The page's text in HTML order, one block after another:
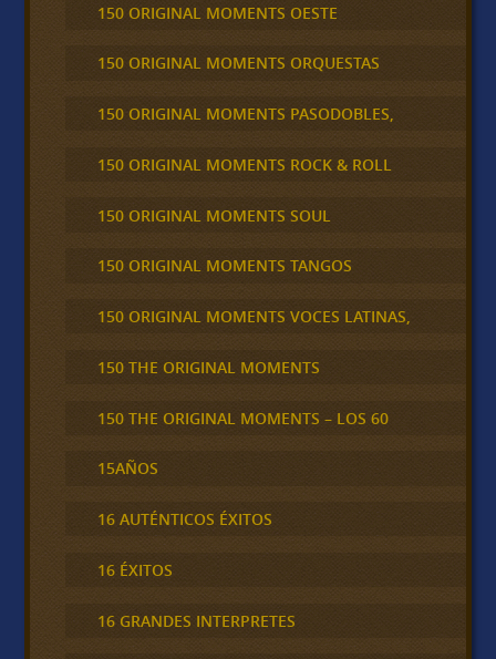
150 ORIGINAL MOMENTS OESTE
150 ORIGINAL MOMENTS ORQUESTAS
150 ORIGINAL MOMENTS PASODOBLES,
150 ORIGINAL MOMENTS ROCK & ROLL
150 ORIGINAL MOMENTS SOUL
150 ORIGINAL MOMENTS TANGOS
150 ORIGINAL MOMENTS VOCES LATINAS,
150 THE ORIGINAL MOMENTS
150 THE ORIGINAL MOMENTS – LOS 60
15AÑOS
16 AUTÉNTICOS ÉXITOS
16 ÉXITOS
16 GRANDES INTERPRETES